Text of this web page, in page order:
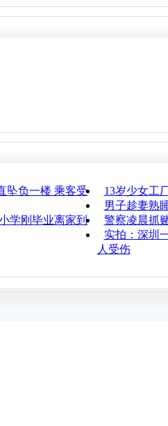
坠负一楼 乘客受
13岁少女工
男子趁妻熟
学刚毕业离家到
警察凌晨抓
实拍：深圳
人受伤